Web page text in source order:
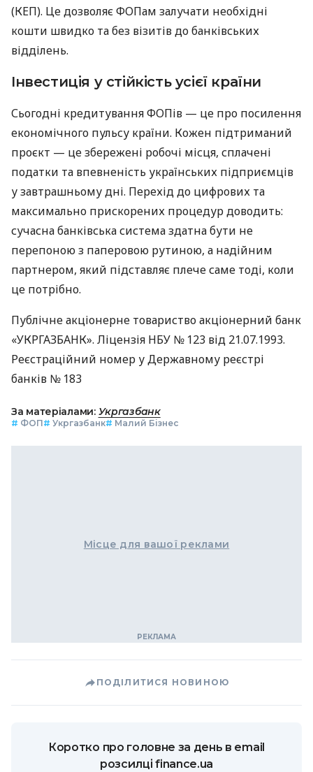
(КЕП). Це дозволяє ФОПам залучати необхідні
кошти швидко та без візитів до банківських
відділень.
Інвестиція у стійкість усієї країни
Сьогодні кредитування ФОПів — це про посилення
економічного пульсу країни. Кожен підтриманий
проєкт — це збережені робочі місця, сплачені
податки та впевненість українських підприємців
у завтрашньому дні. Перехід до цифрових та
максимально прискорених процедур доводить:
сучасна банківська система здатна бути не
перепоною з паперовою рутиною, а надійним
партнером, який підставляє плече саме тоді, коли
це потрібно.
Публічне акціонерне товариство акціонерний банк
«УКРГАЗБАНК». Ліцензія НБУ № 123 від 21.07.1993.
Реєстраційний номер у Державному реєстрі
банків № 183
За матеріалами: Укргазбанк
# ФОП# Укргазбанк# Малий Бізнес
Місце для вашої реклами
ПОДІЛИТИСЯ НОВИНОЮ
Коротко про головне за день в email
розсилці finance.ua